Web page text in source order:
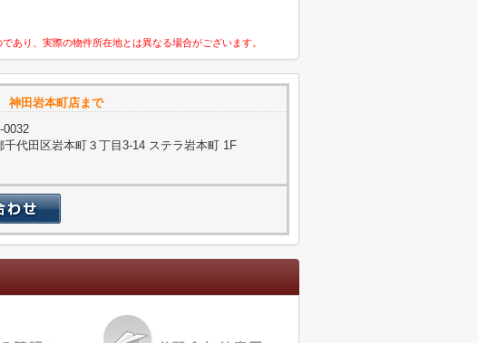
あり、実際の物件所在地とは異なる場合がございます。
田岩本町店まで
0032
千代田区岩本町３丁目3-14 ステラ岩本町 1F